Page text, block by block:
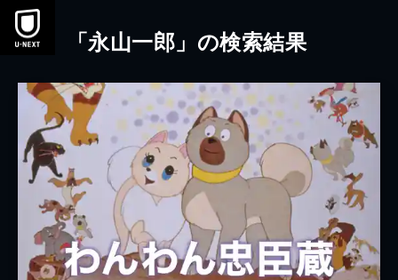
本文へスキップ
「永山一郎」の検索結果